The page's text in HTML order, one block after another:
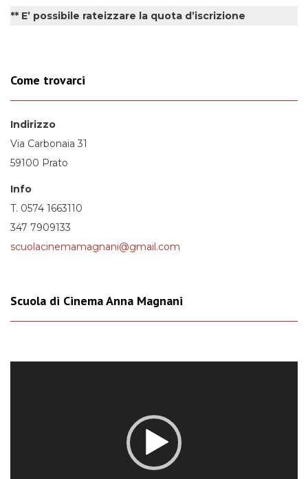
** E’ possibile rateizzare la quota d’iscrizione
Come trovarci
Indirizzo
Via Carbonaia 31
59100 Prato
Info
T. 0574 1663110
347 7909133
scuolacinemamagnani@gmail.com
Scuola di Cinema Anna Magnani